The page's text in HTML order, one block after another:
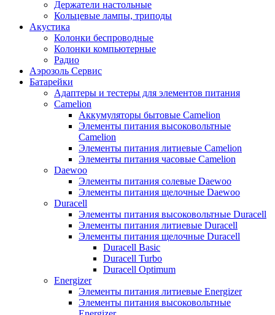
Держатели настольные
Кольцевые лампы, триподы
Акустика
Колонки беспроводные
Колонки компьютерные
Радио
Аэрозоль Сервис
Батарейки
Aдаптеры и тестеры для элементов питания
Camelion
Аккумуляторы бытовые Camelion
Элементы питания высоковольтные
Camelion
Элементы питания литиевые Camelion
Элементы питания часовые Camelion
Daewoo
Элементы питания солевые Daewoo
Элементы питания щелочные Daewoo
Duracell
Элементы питания высоковольтные Duracell
Элементы питания литиевые Duracell
Элементы питания щелочные Duracell
Duracell Basic
Duracell Turbo
Duracell Optimum
Energizer
Элементы питания литиевые Energizer
Элементы питания высоковольтные